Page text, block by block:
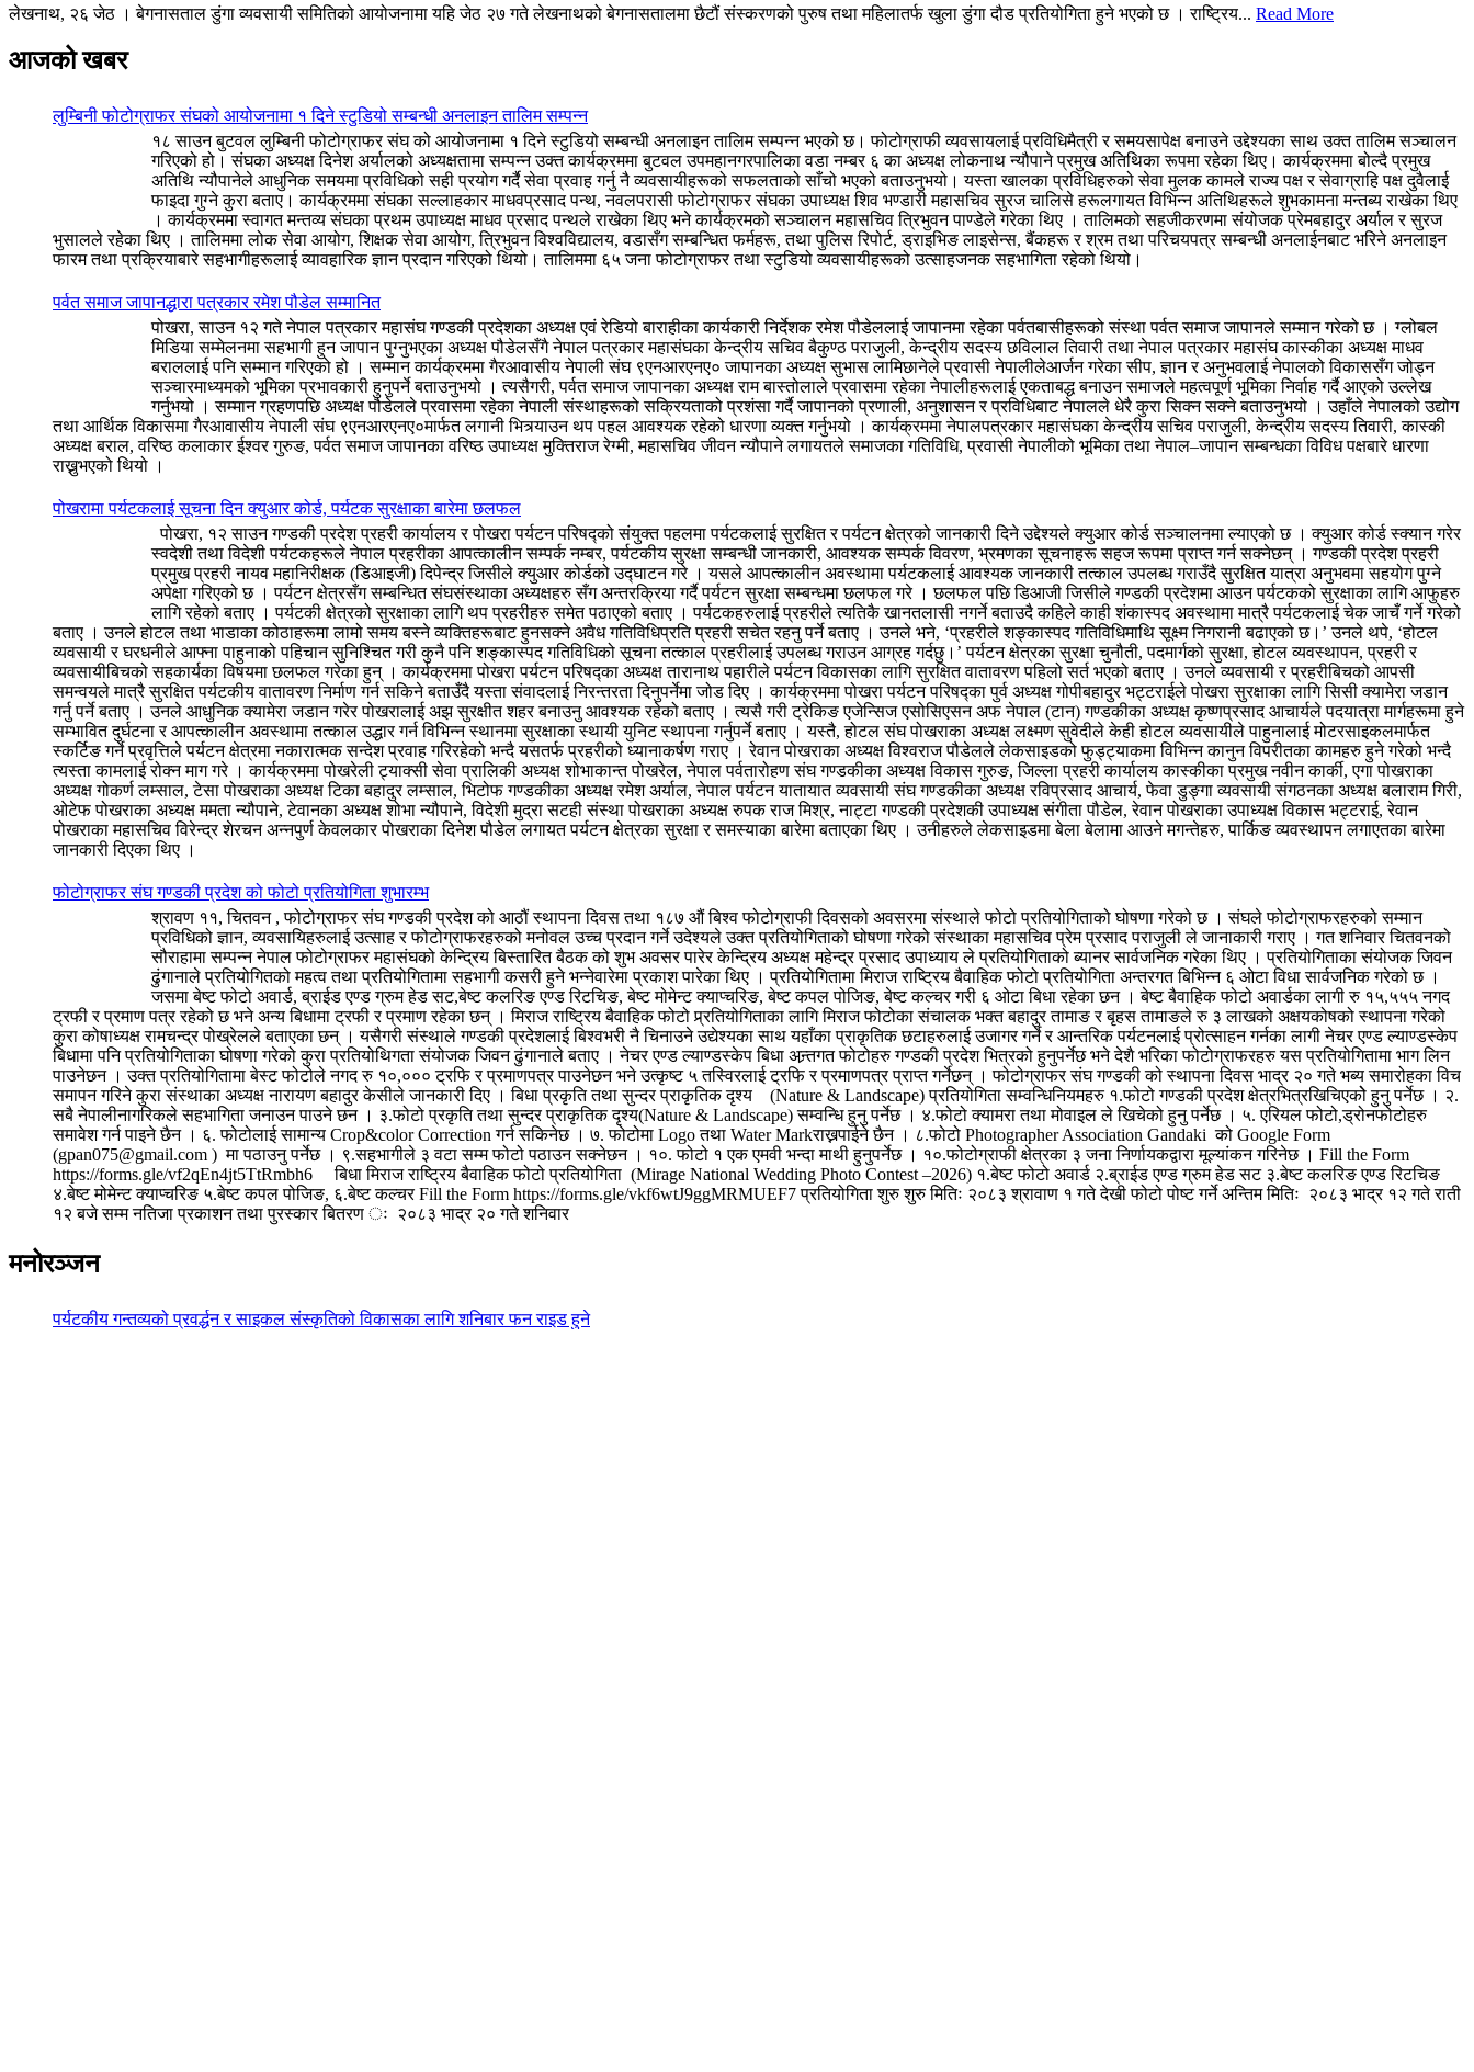
लेखनाथ, २६ जेठ । बेगनासताल डुंगा व्यवसायी समितिको आयोजनामा यहि जेठ २७ गते लेखनाथको बेगनासतालमा छैटौं संस्करणको पुरुष तथा महिलातर्फ खुला डुंगा दौड प्रतियोगिता हुने भएको छ । राष्ट्रिय... Read More
आजको खबर
लुम्बिनी फोटोग्राफर संघको आयोजनामा १ दिने स्टुडियो सम्बन्धी अनलाइन तालिम सम्पन्न
१८ साउन बुटवल लुम्बिनी फोटोग्राफर संघ को आयोजनामा १ दिने स्टुडियो सम्बन्धी अनलाइन तालिम सम्पन्न भएको छ। फोटोग्राफी व्यवसायलाई प्रविधिमैत्री र समयसापेक्ष बनाउने उद्देश्यका साथ उक्त तालिम सञ्चालन
गरिएको हो। संघका अध्यक्ष दिनेश अर्यालको अध्यक्षतामा सम्पन्न उक्त कार्यक्रममा बुटवल उपमहानगरपालिका वडा नम्बर ६ का अध्यक्ष लोकनाथ न्यौपाने प्रमुख अतिथिका रूपमा रहेका थिए। कार्यक्रममा बोल्दै प्रमुख
अतिथि न्यौपानेले आधुनिक समयमा प्रविधिको सही प्रयोग गर्दै सेवा प्रवाह गर्नु नै व्यवसायीहरूको सफलताको साँचो भएको बताउनुभयो। यस्ता खालका प्रविधिहरुको सेवा मुलक कामले राज्य पक्ष र सेवाग्राहि पक्ष दुवैलाई
फाइदा गुग्ने कुरा बताए। कार्यक्रममा संघका सल्लाहकार माधवप्रसाद पन्थ, नवलपरासी फोटोग्राफर संघका उपाध्यक्ष शिव भण्डारी महासचिव सुरज चालिसे हरूलगायत विभिन्न अतिथिहरूले शुभकामना मन्तब्य राखेका थिए
। कार्यक्रममा स्वागत मन्तव्य संघका प्रथम उपाध्यक्ष माधव प्रसाद पन्थले राखेका थिए भने कार्यक्रमको सञ्चालन महासचिव त्रिभुवन पाण्डेले गरेका थिए । तालिमको सहजीकरणमा संयोजक प्रेमबहादुर अर्याल र सुरज
भुसालले रहेका थिए । तालिममा लोक सेवा आयोग, शिक्षक सेवा आयोग, त्रिभुवन विश्वविद्यालय, वडासँग सम्बन्धित फर्महरू, तथा पुलिस रिपोर्ट, ड्राइभिङ लाइसेन्स, बैंकहरू र श्रम तथा परिचयपत्र सम्बन्धी अनलाईनबाट भरिने अनलाइन
फारम तथा प्रक्रियाबारे सहभागीहरूलाई व्यावहारिक ज्ञान प्रदान गरिएको थियो। तालिममा ६५ जना फोटोग्राफर तथा स्टुडियो व्यवसायीहरूको उत्साहजनक सहभागिता रहेको थियो।
पर्वत समाज जापानद्धारा पत्रकार रमेश पौडेल सम्मानित
पोखरा, साउन १२ गते नेपाल पत्रकार महासंघ गण्डकी प्रदेशका अध्यक्ष एवं रेडियो बाराहीका कार्यकारी निर्देशक रमेश पौडेललाई जापानमा रहेका पर्वतबासीहरूको संस्था पर्वत समाज जापानले सम्मान गरेको छ । ग्लोबल
मिडिया सम्मेलनमा सहभागी हुन जापान पुग्नुभएका अध्यक्ष पौडेलसँगै नेपाल पत्रकार महासंघका केन्द्रीय सचिव बैकुण्ठ पराजुली, केन्द्रीय सदस्य छविलाल तिवारी तथा नेपाल पत्रकार महासंघ कास्कीका अध्यक्ष माधव
बराललाई पनि सम्मान गरिएको हो । सम्मान कार्यक्रममा गैरआवासीय नेपाली संघ ९एनआरएनए० जापानका अध्यक्ष सुभास लामिछानेले प्रवासी नेपालीलेआर्जन गरेका सीप, ज्ञान र अनुभवलाई नेपालको विकाससँग जोड्न
सञ्चारमाध्यमको भूमिका प्रभावकारी हुनुपर्ने बताउनुभयो । त्यसैगरी, पर्वत समाज जापानका अध्यक्ष राम बास्तोलाले प्रवासमा रहेका नेपालीहरूलाई एकताबद्ध बनाउन समाजले महत्वपूर्ण भूमिका निर्वाह गर्दै आएको उल्लेख
गर्नुभयो । सम्मान ग्रहणपछि अध्यक्ष पौडेलले प्रवासमा रहेका नेपाली संस्थाहरूको सक्रियताको प्रशंसा गर्दै जापानको प्रणाली, अनुशासन र प्रविधिबाट नेपालले धेरै कुरा सिक्न सक्ने बताउनुभयो । उहाँले नेपालको उद्योग
तथा आर्थिक विकासमा गैरआवासीय नेपाली संघ ९एनआरएनए०मार्फत लगानी भित्र्याउन थप पहल आवश्यक रहेको धारणा व्यक्त गर्नुभयो । कार्यक्रममा नेपालपत्रकार महासंघका केन्द्रीय सचिव पराजुली, केन्द्रीय सदस्य तिवारी, कास्की
अध्यक्ष बराल, वरिष्ठ कलाकार ईश्वर गुरुङ, पर्वत समाज जापानका वरिष्ठ उपाध्यक्ष मुक्तिराज रेग्मी, महासचिव जीवन न्यौपाने लगायतले समाजका गतिविधि, प्रवासी नेपालीको भूमिका तथा नेपाल–जापान सम्बन्धका विविध पक्षबारे धारणा
राख्नुभएको थियो ।
पोखरामा पर्यटकलाई सूचना दिन क्युआर कोर्ड, पर्यटक सुरक्षाका बारेमा छलफल
पोखरा, १२ साउन गण्डकी प्रदेश प्रहरी कार्यालय र पोखरा पर्यटन परिषद्को संयुक्त पहलमा पर्यटकलाई सुरक्षित र पर्यटन क्षेत्रको जानकारी दिने उद्देश्यले क्युआर कोर्ड सञ्चालनमा ल्याएको छ । क्युआर कोर्ड स्क्यान गरेर
स्वदेशी तथा विदेशी पर्यटकहरूले नेपाल प्रहरीका आपत्कालीन सम्पर्क नम्बर, पर्यटकीय सुरक्षा सम्बन्धी जानकारी, आवश्यक सम्पर्क विवरण, भ्रमणका सूचनाहरू सहज रूपमा प्राप्त गर्न सक्नेछन् । गण्डकी प्रदेश प्रहरी
प्रमुख प्रहरी नायव महानिरीक्षक (डिआइजी) दिपेन्द्र जिसीले क्युआर कोर्डको उद्घाटन गरे । यसले आपत्कालीन अवस्थामा पर्यटकलाई आवश्यक जानकारी तत्काल उपलब्ध गराउँदै सुरक्षित यात्रा अनुभवमा सहयोग पुग्ने
अपेक्षा गरिएको छ । पर्यटन क्षेत्रसँग सम्बन्धित संघसंस्थाका अध्यक्षहरु सँग अन्तरक्रिया गर्दै पर्यटन सुरक्षा सम्बन्धमा छलफल गरे । छलफल पछि डिआजी जिसीले गण्डकी प्रदेशमा आउन पर्यटकको सुरक्षाका लागि आफुहरु
लागि रहेको बताए । पर्यटकी क्षेत्रको सुरक्षाका लागि थप प्रहरीहरु समेत पठाएको बताए । पर्यटकहरुलाई प्रहरीले त्यतिकै खानतलासी नगर्ने बताउदै कहिले काही शंकास्पद अवस्थामा मात्रै पर्यटकलाई चेक जाचँ गर्ने गरेको
बताए । उनले होटल तथा भाडाका कोठाहरूमा लामो समय बस्ने व्यक्तिहरूबाट हुनसक्ने अवैध गतिविधिप्रति प्रहरी सचेत रहनु पर्ने बताए । उनले भने, ‘प्रहरीले शङ्कास्पद गतिविधिमाथि सूक्ष्म निगरानी बढाएको छ।’ उनले थपे, ‘होटल
व्यवसायी र घरधनीले आफ्ना पाहुनाको पहिचान सुनिश्चित गरी कुनै पनि शङ्कास्पद गतिविधिको सूचना तत्काल प्रहरीलाई उपलब्ध गराउन आग्रह गर्दछु।’ पर्यटन क्षेत्रका सुरक्षा चुनौती, पदमार्गको सुरक्षा, होटल व्यवस्थापन, प्रहरी र
व्यवसायीबिचको सहकार्यका विषयमा छलफल गरेका हुन् । कार्यक्रममा पोखरा पर्यटन परिषद्का अध्यक्ष तारानाथ पहारीले पर्यटन विकासका लागि सुरक्षित वातावरण पहिलो सर्त भएको बताए । उनले व्यवसायी र प्रहरीबिचको आपसी
समन्वयले मात्रै सुरक्षित पर्यटकीय वातावरण निर्माण गर्न सकिने बताउँदै यस्ता संवादलाई निरन्तरता दिनुपर्नेमा जोड दिए । कार्यक्रममा पोखरा पर्यटन परिषद्का पुर्व अध्यक्ष गोपीबहादुर भट्टराईले पोखरा सुरक्षाका लागि सिसी क्यामेरा जडान
गर्नु पर्ने बताए । उनले आधुनिक क्यामेरा जडान गरेर पोखरालाई अझ सुरक्षीत शहर बनाउनु आवश्यक रहेको बताए । त्यसै गरी ट्रेकिङ एजेन्सिज एसोसिएसन अफ नेपाल (टान) गण्डकीका अध्यक्ष कृष्णप्रसाद आचार्यले पदयात्रा मार्गहरूमा हुने
सम्भावित दुर्घटना र आपत्कालीन अवस्थामा तत्काल उद्धार गर्न विभिन्न स्थानमा सुरक्षाका स्थायी युनिट स्थापना गर्नुपर्ने बताए । यस्तै, होटल संघ पोखराका अध्यक्ष लक्ष्मण सुवेदीले केही होटल व्यवसायीले पाहुनालाई मोटरसाइकलमार्फत
स्कर्टिङ गर्ने प्रवृत्तिले पर्यटन क्षेत्रमा नकारात्मक सन्देश प्रवाह गरिरहेको भन्दै यसतर्फ प्रहरीको ध्यानाकर्षण गराए । रेवान पोखराका अध्यक्ष विश्वराज पौडेलले लेकसाइडको फुड्ट्याकमा विभिन्न कानुन विपरीतका कामहरु हुने गरेको भन्दै
त्यस्ता कामलाई रोक्न माग गरे । कार्यक्रममा पोखरेली ट्याक्सी सेवा प्रालिकी अध्यक्ष शोभाकान्त पोखरेल, नेपाल पर्वतारोहण संघ गण्डकीका अध्यक्ष विकास गुरुङ, जिल्ला प्रहरी कार्यालय कास्कीका प्रमुख नवीन कार्की, एगा पोखराका
अध्यक्ष गोकर्ण लम्साल, टेसा पोखराका अध्यक्ष टिका बहादुर लम्साल, भिटोफ गण्डकीका अध्यक्ष रमेश अर्याल, नेपाल पर्यटन यातायात व्यवसायी संघ गण्डकीका अध्यक्ष रविप्रसाद आचार्य, फेवा डुङ्गा व्यवसायी संगठनका अध्यक्ष बलाराम गिरी,
ओटेफ पोखराका अध्यक्ष ममता न्यौपाने, टेवानका अध्यक्ष शोभा न्यौपाने, विदेशी मुद्रा सटही संस्था पोखराका अध्यक्ष रुपक राज मिश्र, नाट्टा गण्डकी प्रदेशकी उपाध्यक्ष संगीता पौडेल, रेवान पोखराका उपाध्यक्ष विकास भट्टराई, रेवान
पोखराका महासचिव विरेन्द्र शेरचन अन्नपुर्ण केवलकार पोखराका दिनेश पौडेल लगायत पर्यटन क्षेत्रका सुरक्षा र समस्याका बारेमा बताएका थिए । उनीहरुले लेकसाइडमा बेला बेलामा आउने मगन्तेहरु, पार्किङ व्यवस्थापन लगाएतका बारेमा
जानकारी दिएका थिए ।
फोटोग्राफर संघ गण्डकी प्रदेश को फोटो प्रतियोगिता शुभारम्भ
श्रावण ११, चितवन , फोटोग्राफर संघ गण्डकी प्रदेश को आठौं स्थापना दिवस तथा १८७ औं बिश्व फोटोग्राफी दिवसको अवसरमा संस्थाले फोटो प्रतियोगिताको घोषणा गरेको छ । संघले फोटोग्राफरहरुको सम्मान
प्रविधिको ज्ञान, व्यवसायिहरुलाई उत्साह र फोटोग्राफरहरुको मनोवल उच्च प्रदान गर्ने उदेश्यले उक्त प्रतियोगिताको घोषणा गरेको संस्थाका महासचिव प्रेम प्रसाद पराजुली ले जानाकारी गराए । गत शनिवार चितवनको
सौराहामा सम्पन्न नेपाल फोटोग्राफर महासंघको केन्द्रिय बिस्तारित बैठक को शुभ अवसर पारेर केन्द्रिय अध्यक्ष महेन्द्र प्रसाद उपाध्याय ले प्रतियोगिताको ब्यानर सार्वजनिक गरेका थिए । प्रतियोगिताका संयोजक जिवन
ढुंगानाले प्रतियोगितको महत्व तथा प्रतियोगितामा सहभागी कसरी हुने भन्नेवारेमा प्रकाश पारेका थिए । प्रतियोगितामा मिराज राष्ट्रिय बैवाहिक फोटो प्रतियोगिता अन्तरगत बिभिन्न ६ ओटा विधा सार्वजनिक गरेको छ ।
जसमा बेष्ट फोटो अवार्ड, ब्राईड एण्ड ग्रुम हेड सट,बेष्ट कलरिङ एण्ड रिटचिङ, बेष्ट मोमेन्ट क्याप्चरिङ, बेष्ट कपल पोजिङ, बेष्ट कल्चर गरी ६ ओटा बिधा रहेका छन । बेष्ट बैवाहिक फोटो अवार्डका लागी रु १५,५५५ नगद
ट्रफी र प्रमाण पत्र रहेको छ भने अन्य बिधामा ट्रफी र प्रमाण रहेका छन् । मिराज राष्ट्रिय बैवाहिक फोटो प्र्रतियोगिताका लागि मिराज फोटोका संचालक भक्त बहादुर तामाङ र बृहस तामाङले रु ३ लाखको अक्षयकोषको स्थापना गरेको
कुरा कोषाध्यक्ष रामचन्द्र पोख्रेलले बताएका छन् । यसैगरी संस्थाले गण्डकी प्रदेशलाई बिश्वभरी नै चिनाउने उद्येश्यका साथ यहाँका प्राकृतिक छटाहरुलाई उजागर गर्ने र आन्तरिक पर्यटनलाई प्रोत्साहन गर्नका लागी नेचर एण्ड ल्याण्डस्केप
बिधामा पनि प्रतियोगिताका घोषणा गरेको कुरा प्रतियोथिगता संयोजक जिवन ढुंगानाले बताए । नेचर एण्ड ल्याण्डस्केप बिधा अन्र्तगत फोटोहरु गण्डकी प्रदेश भित्रको हुनुपर्नेछ भने देशै भरिका फोटोग्राफरहरु यस प्रतियोगितामा भाग लिन
पाउनेछन । उक्त प्रतियोगितामा बेस्ट फोटोले नगद रु १०,००० ट्रफि र प्रमाणपत्र पाउनेछन भने उत्कृष्ट ५ तस्विरलाई ट्रफि र प्रमाणपत्र प्राप्त गर्नेछन् । फोटोग्राफर संघ गण्डकी को स्थापना दिवस भाद्र २० गते भब्य समारोहका विच
समापन गरिने कुरा संस्थाका अध्यक्ष नारायण बहादुर केसीले जानकारी दिए । बिधा प्रकृति तथा सुन्दर प्राकृतिक दृश्य (Nature & Landscape) प्रतियोगिता सम्वन्धिनियमहरु १.फोटो गण्डकी प्रदेश क्षेत्रभित्रखिचिएकोे हुनु पर्नेछ । २.
सबै नेपालीनागरिकले सहभागिता जनाउन पाउने छन । ३.फोटो प्रकृति तथा सुन्दर प्राकृतिक दृश्य(Nature & Landscape) सम्वन्धि हुनु पर्नेछ । ४.फोटो क्यामरा तथा मोवाइल ले खिचेको हुनु पर्नेछ । ५. एरियल फोटो,ड्रोनफोटोहरु
समावेश गर्न पाइने छैन । ६. फोटोलाई सामान्य Crop&color Correction गर्न सकिनेछ । ७. फोटोमा Logo तथा Water Markराख्नपाईने छैन । ८.फोटो Photographer Association Gandaki को Google Form
(gpan075@gmail.com ) मा पठाउनु पर्नेछ । ९.सहभागीले ३ वटा सम्म फोटो पठाउन सक्नेछन । १०. फोटो १ एक एमवी भन्दा माथी हुनुपर्नेछ । १०.फोटोग्राफी क्षेत्रका ३ जना निर्णायकद्वारा मूल्यांकन गरिनेछ । Fill the Form
https://forms.gle/vf2qEn4jt5TtRmbh6 बिधा मिराज राष्ट्रिय बैवाहिक फोटो प्रतियोगिता (Mirage National Wedding Photo Contest –2026) १.बेष्ट फोटो अवार्ड २.ब्राईड एण्ड ग्रुम हेड सट ३.बेष्ट कलरिङ एण्ड रिटचिङ
४.बेष्ट मोमेन्ट क्याप्चरिङ ५.बेष्ट कपल पोजिङ, ६.बेष्ट कल्चर Fill the Form https://forms.gle/vkf6wtJ9ggMRMUEF7 प्रतियोगिता शुरु शुरु मितिः २०८३ श्रावाण १ गते देखी फोटो पोष्ट गर्ने अन्तिम मितिः २०८३ भाद्र १२ गते राती
१२ बजे सम्म नतिजा प्रकाशन तथा पुरस्कार बितरण ः २०८३ भाद्र २० गते शनिवार
मनोरञ्जन
पर्यटकीय गन्तव्यको प्रवर्द्धन र साइकल संस्कृतिको विकासका लागि शनिबार फन राइड हुने